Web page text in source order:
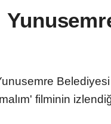
Belediyesi
filminin